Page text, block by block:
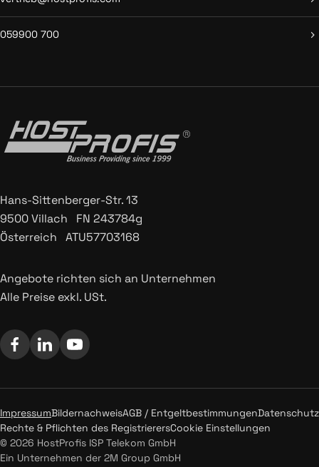
059900 700
Hans-Sittenberger-Str. 13
9500 Villach FN 243784g
Österreich ATU57703168
Angebote richten sich an Unternehmen
Alle Preise exkl. USt.
ImpressumBildernachweisAGB / EntgeltbestimmungenDatenschutz
Rechte & Pflichten des RegistrierersCookie Einstellungen
© 2026 HostProfis ISP Telekom GmbH
Ein Unternehmen der 2M Group GmbH